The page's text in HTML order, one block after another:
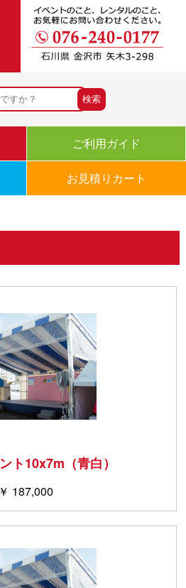
ご利用ガイド
お見積りカート
ト10x7m（青白）
￥ 187,000